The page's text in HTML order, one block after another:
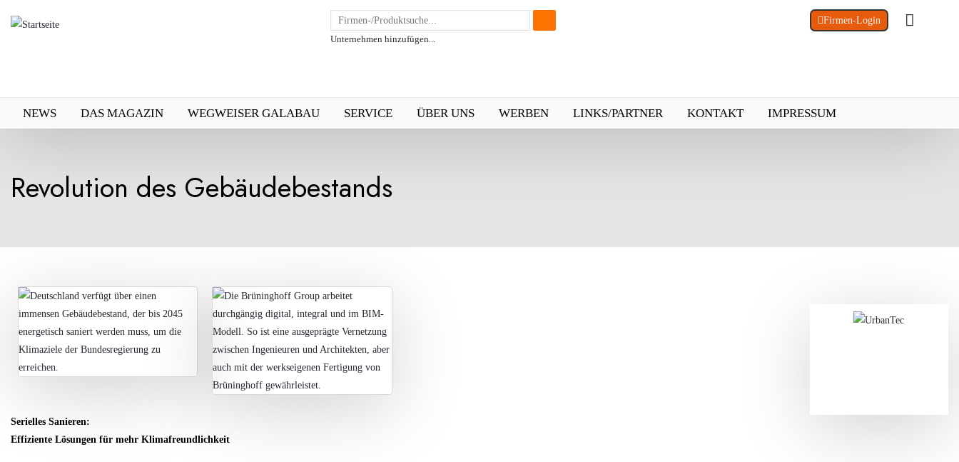
zum
Unternehmen hinzufügen...
Firmen-Login
NEWS DAS MAGAZIN WEGWEISER GALABAU SERVICE ÜBER UNS WERBEN LINKS/PARTNER KONTAKT IMPRESSUM
Revolution des Gebäudebestands
Serielles Sanieren:
Effiziente Lösungen für mehr Klimafreundlichkeit